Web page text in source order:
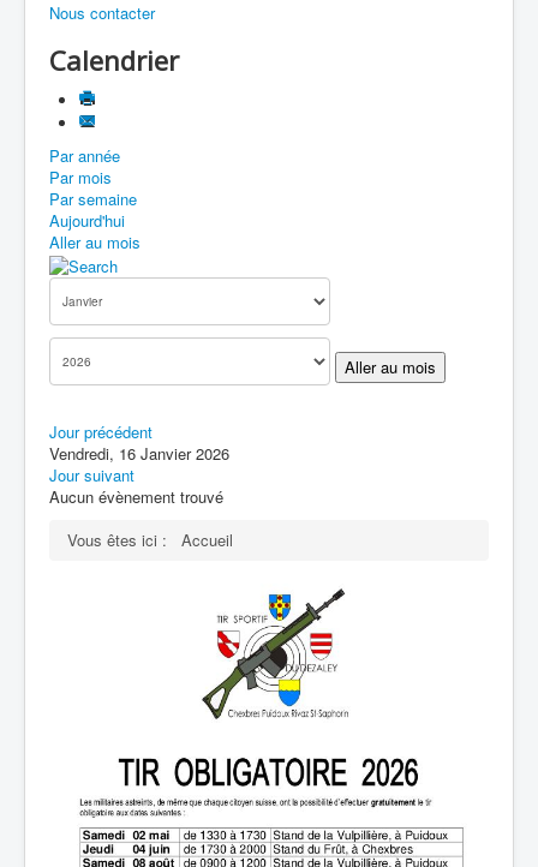
Nous contacter
Calendrier
Par année
Par mois
Par semaine
Aujourd'hui
Aller au mois
Aller au mois
Jour précédent
Vendredi, 16 Janvier 2026
Jour suivant
Aucun évènement trouvé
Vous êtes ici :
Accueil